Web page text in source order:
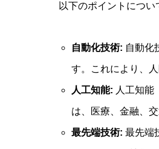
以下のポイントについ
自動化技術: 自動化
す。これにより、
人工知能: 人工知能
は、医療、金融、
最先端技術: 最先端